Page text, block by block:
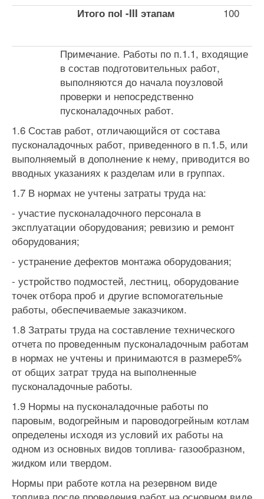
Итого поІ -III этапам 100
Примечание. Работы по п.1.1, входящие
в состав подготовительных работ,
выполняются до начала поузловой
проверки и непосредственно
пусконаладочных работ.
1.6 Состав работ, отличающийся от состава
пусконаладочных ра­бот, приведенного в п.1.5, или
выполняемый в дополнение к нему, при­водится во
вводных указаниях к разделам или в группах.
1.7 В нормах не учтены затраты труда на:
- участие пусконаладочного персонала в
эксплуатации оборудо­вания; ревизию и ремонт
оборудования;
- устранение дефектов монтажа оборудования;
- устройство подмостей, лестниц, оборудование
точек отбора проб и другие вспомогательные
работы, обеспечиваемые заказчиком.
1.8 Затраты труда на составление технического
отчета по прове­денным пусконаладочным работам
в нормах не учтены и принимаются в размере5%
от общих затрат труда на выполненные
пусконаладочные работы.
1.9 Нормы на пусконаладочные работы по
паровым, водогрейным и пароводогрейным котлам
определены исходя из условий их работы на
одном из основных видов топлива- газообразном,
жидком или твердом.
Нормы при работе котла на резервном виде